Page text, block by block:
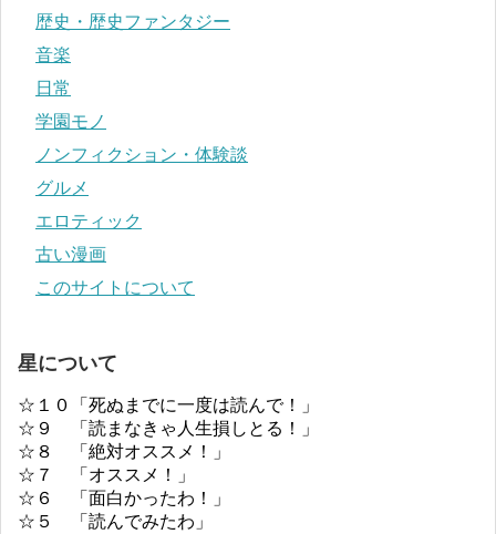
歴史・歴史ファンタジー
音楽
日常
学園モノ
ノンフィクション・体験談
グルメ
エロティック
古い漫画
このサイトについて
星について
☆１０「死ぬまでに一度は読んで！」
☆９ 「読まなきゃ人生損しとる！」
☆８ 「絶対オススメ！」
☆７ 「オススメ！」
☆６ 「面白かったわ！」
☆５ 「読んでみたわ」